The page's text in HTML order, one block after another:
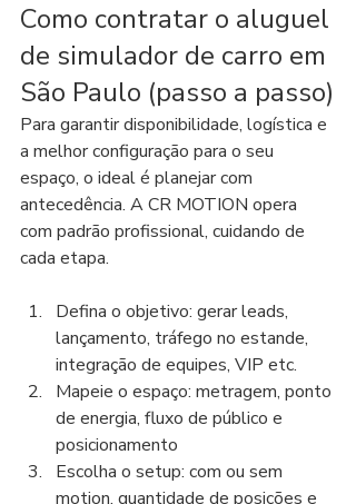
Como contratar o aluguel
de simulador de carro em
São Paulo (passo a passo)
Para garantir disponibilidade, logística e
a melhor configuração para o seu
espaço, o ideal é planejar com
antecedência. A CR MOTION opera
com padrão profissional, cuidando de
cada etapa.
Defina o objetivo: gerar leads,
lançamento, tráfego no estande,
integração de equipes, VIP etc.
Mapeie o espaço: metragem, ponto
de energia, fluxo de público e
posicionamento
Escolha o setup: com ou sem
motion, quantidade de posições e